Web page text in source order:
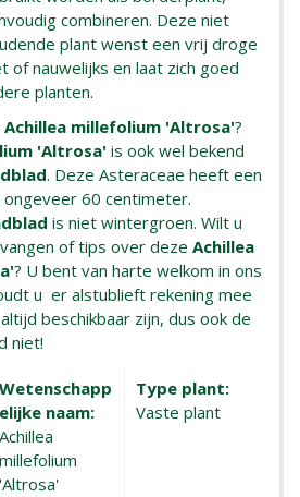
combineren. Deze niet
plant wenst een vrij droge
of nauwelijks en laat zich goed
planten.
Achillea millefolium 'Altrosa'?
'Altrosa' is ook wel bekend
. Deze Asteraceae heeft een
60 centimeter.
is niet wintergroen. Wilt u
of tips over deze Achillea
? U bent van harte welkom in ons
u er alstublieft rekening mee
beschikbaar zijn, dus ook de
niet!
Wetenschapp
elijke naam:
Achillea
millefolium
'Altrosa'
Type plant:
Vaste plant